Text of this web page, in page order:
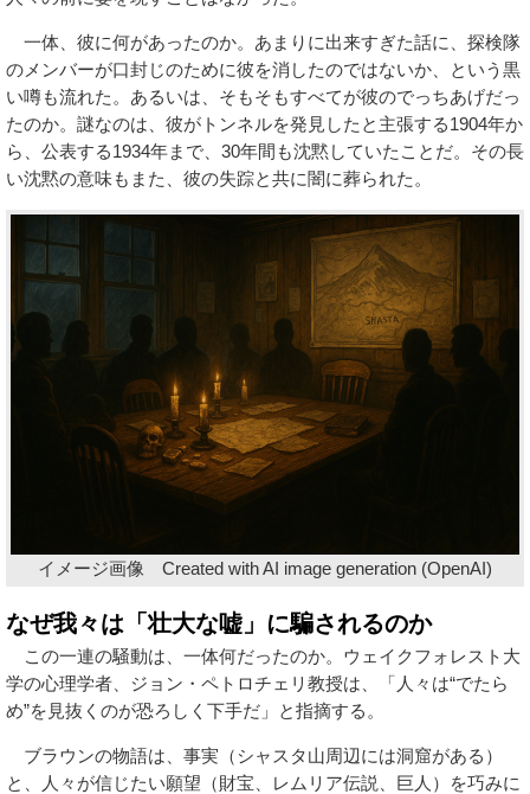
一体、彼に何があったのか。あまりに出来すぎた話に、探検隊
のメンバーが口封じのために彼を消したのではないか、という黒
い噂も流れた。あるいは、そもそもすべてが彼のでっちあげだっ
たのか。謎なのは、彼がトンネルを発見したと主張する1904年か
ら、公表する1934年まで、30年間も沈黙していたことだ。その長
い沈黙の意味もまた、彼の失踪と共に闇に葬られた。
イメージ画像 Created with AI image generation (OpenAI)
なぜ我々は「壮大な嘘」に騙されるのか
この一連の騒動は、一体何だったのか。ウェイクフォレスト大
学の心理学者、ジョン・ペトロチェリ教授は、「人々は“でたら
め”を見抜くのが恐ろしく下手だ」と指摘する。
ブラウンの物語は、事実（シャスタ山周辺には洞窟がある）
と、人々が信じたい願望（財宝、レムリア伝説、巨人）を巧みに